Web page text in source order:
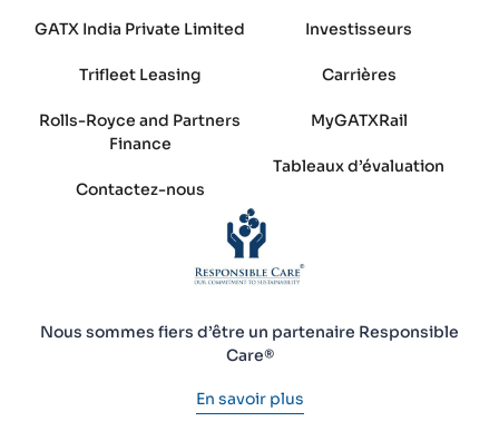
GATX India Private Limited
Trifleet Leasing
Rolls-Royce and Partners
Finance
Contactez-nous
Investisseurs
Carrières
MyGATXRail
Tableaux d’évaluation
Nous sommes fiers d’être un partenaire Responsible
Care®
En savoir plus